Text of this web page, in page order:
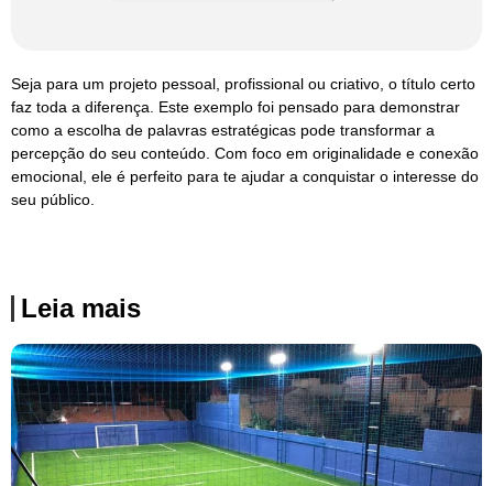
Seja para um projeto pessoal, profissional ou criativo, o título certo
faz toda a diferença. Este exemplo foi pensado para demonstrar
como a escolha de palavras estratégicas pode transformar a
percepção do seu conteúdo. Com foco em originalidade e conexão
emocional, ele é perfeito para te ajudar a conquistar o interesse do
seu público.
Leia mais